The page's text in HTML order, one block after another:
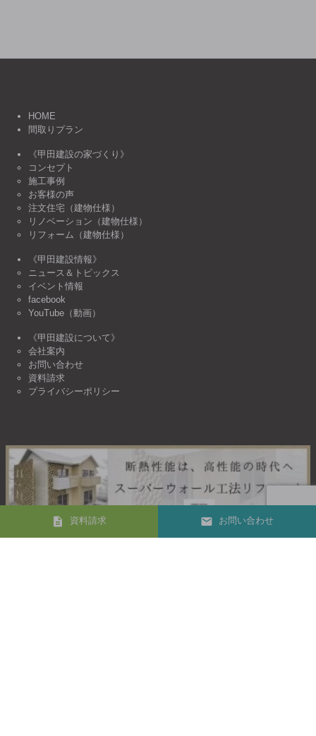
HOME
間取りプラン
《甲田建設の家づくり》
コンセプト
施工事例
お客様の声
注文住宅（建物仕様）
リノベーション（建物仕様）
リフォーム（建物仕様）
《甲田建設情報》
ニュース＆トピックス
イベント情報
facebook
YouTube（動画）
《甲田建設について》
会社案内
お問い合わせ
資料請求
プライバシーポリシー
資料請求 お問い合わせ